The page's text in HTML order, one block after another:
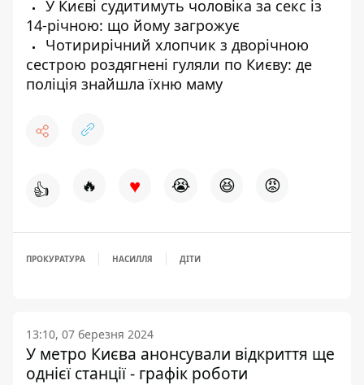
У Києві судитимуть чоловіка за секс із
14-річною: що йому загрожує
Чотирирічний хлопчик з дворічною
сестрою роздягнені гуляли по Києву: де
поліція знайшла їхню маму
👍 🔥 ♥ 😭 😆 😡
ПРОКУРАТУРА НАСИЛЛЯ ДІТИ
13:10, 07 березня 2024
У метро Києва анонсували відкриття ще
однієї станції - графік роботи